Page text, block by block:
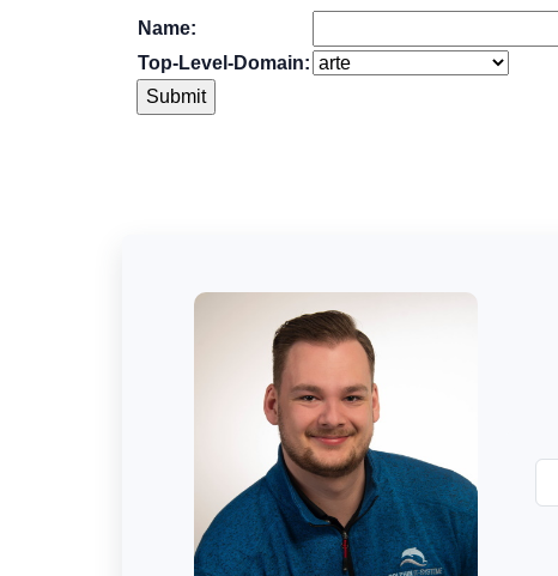
Name:
Top-Level-Domain: